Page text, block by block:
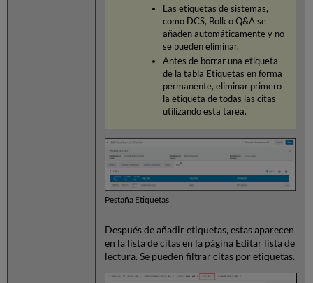
Las etiquetas de sistemas,
como DCS, Bolk o Q&A se
añaden automáticamente y no
se pueden eliminar.
Antes de borrar una etiqueta
de la tabla Etiquetas en forma
permanente, eliminar primero
la etiqueta de todas las citas
utilizando esta tarea.
Pestaña Etiquetas
Después de añadir etiquetas, estas aparecen
en la lista de citas en la página Editar lista de
lectura. Se pueden filtrar citas por etiquetas.